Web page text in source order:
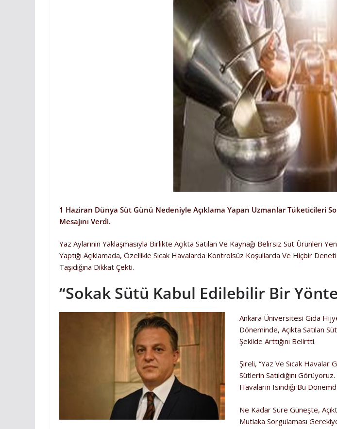
1 Haziran Dünya Süt Günü Nedeniyle Açıklama Yapan Uzmanlar Tüketicileri
Mesajını Verdi.
Yaz Aylarının Yaklaşmasıyla Birlikte Açıkta Satılan Ve Kaynağı Belirsiz Süt
Yaptığı Açıklamada, Özellikle Sıcak Havalarda Kontrolsüz Koşullarda Ve Hiçbir
Taşıdığına Dikkat Çekti.
“Sokak Sütü Kabul Edilebilir Bir
Ankara Üniversitesi Gıda
Döneminde, Açıkta Satılan
Şekilde Arttığını Belirtti.
Şireli, “Yaz Ve Sıcak
Sütlerin Satıldığını
Havaların Isındığı Bu
Ne Kadar Süre Güneşte,
Mutlaka Sorgulaması